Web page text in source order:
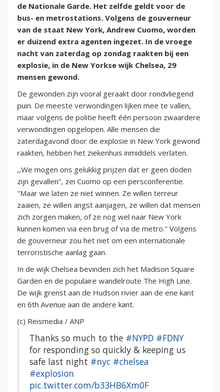
de Nationale Garde. Het zelfde geldt voor de
bus- en metrostations. Volgens de gouverneur
van de staat New York, Andrew Cuomo, worden
er duizend extra agenten ingezet. In de vroege
nacht van zaterdag op zondag raakten bij een
explosie, in de New Yorkse wijk Chelsea, 29
mensen gewond.
De gewonden zijn vooral geraakt door rondvliegend
puin. De meeste verwondingen lijken mee te vallen,
maar volgens de politie heeft één persoon zwaardere
verwondingen opgelopen. Alle mensen die
zaterdagavond door de explosie in New York gewond
raakten, hebben het ziekenhuis inmiddels verlaten.
,,We mogen ons gelukkig prijzen dat er geen doden
zijn gevallen'', zei Cuomo op een persconferentie.
"Maar we laten ze niet winnen. Ze willen terreur
zaaien, ze willen angst aanjagen, ze willen dat mensen
zich zorgen maken, of ze nog wel naar New York
kunnen komen via een brug of via de metro." Volgens
de gouverneur zou het niet om een internationale
terroristische aanlag gaan.
In de wijk Chelsea bevinden zich het Madison Square
Garden en de populaire wandelroute The High Line.
De wijk grenst aan de Hudson rivier aan de ene kant
en 6th Avenue aan de andere kant.
(c) Reismedia / ANP
Thanks so much to the #NYPD #FDNY
for responding so quickly & keeping us
safe last night #nyc #chelsea
#explosion
pic.twitter.com/b33HB6Xm0F